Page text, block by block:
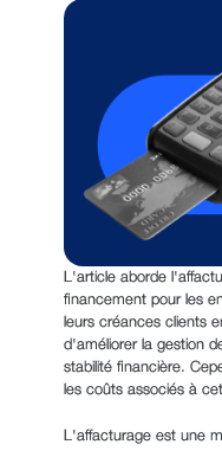
L'article aborde
financement pour les
leurs créances clients
d'améliorer la gestion
stabilité financière.
les coûts associés à
L'affacturage est une